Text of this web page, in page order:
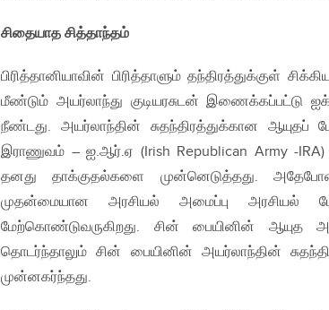
சிதையாத சித்தாந்தம்
பிரித்தானியாவின் பிரித்தாளும் தந்திரத்துக்குள்
மீண்டும் அயர்லாந்து குடியரசுடன் இணைக்கப்பட்டு
நீண்டது. அயர்லாந்தின் சுதந்திரத்துக்கான ஆயுதப்
இராணுவம் – ஐ.ஆர்.ஏ (Irish Republican Army -IRA)
தனது தாக்குதல்களை முன்னெடுத்தது.
முதன்மையான அரசியல் அமைப்பு அரசியல்
மேற்கொண்டுவருகிறது. சின் பையினின் ஆயுத
தொடர்ந்தாலும் சின் பையினின் அயர்லாந்தின்
முன்னகர்ந்தது.